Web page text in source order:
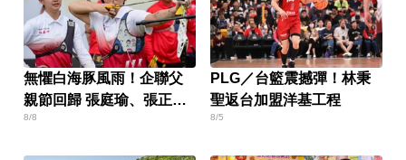
無懼白海豚風雨！企聯父
親節回歸 張庭瑜、張正韋
用勝利感謝老爸
8/8
PLG／台籃震撼彈！林秉
聖返台加盟洋基工程
8/5